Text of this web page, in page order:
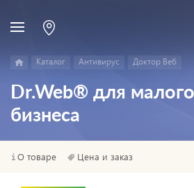
Каталог Антивирус Доктор Веб
Dr.Web® для
бизнеса
О товаре Цена и заказ